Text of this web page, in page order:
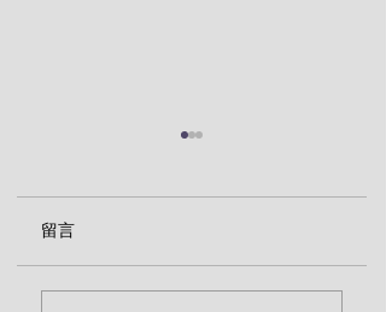
忌邪的神（钟马田）
留言